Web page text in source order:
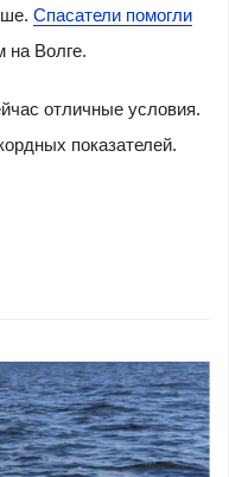
Спасатели помогли
на Волге.
отличные условия.
показателей.